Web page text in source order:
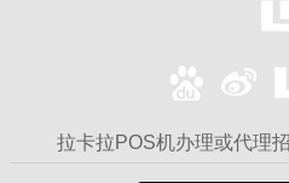
拉卡拉POS机办理或代理